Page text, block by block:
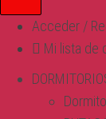
Acceder /
Mi lista de